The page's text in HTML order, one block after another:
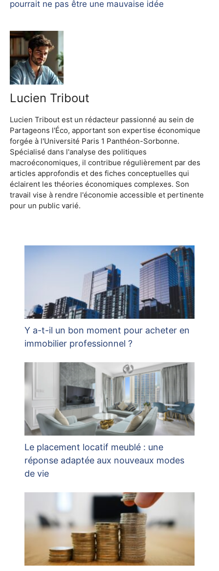
pourrait ne pas être une mauvaise idée
Lucien Tribout
Lucien Tribout est un rédacteur passionné au sein de
Partageons l'Éco, apportant son expertise économique
forgée à l'Université Paris 1 Panthéon-Sorbonne.
Spécialisé dans l'analyse des politiques
macroéconomiques, il contribue régulièrement par des
articles approfondis et des fiches conceptuelles qui
éclairent les théories économiques complexes. Son
travail vise à rendre l'économie accessible et pertinente
pour un public varié.
Y a-t-il un bon moment pour acheter en
immobilier professionnel ?
Le placement locatif meublé : une
réponse adaptée aux nouveaux modes
de vie